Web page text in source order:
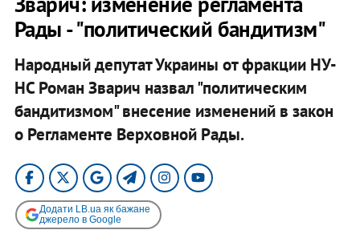
Рады - "политический бандитизм"
Народный депутат Украины от фракции НУ-
НС Роман Зварич назвал "политическим
бандитизмом" внесение изменений в закон
о Регламенте Верховной Рады.
Додати LB.ua як бажане
джерело в Google